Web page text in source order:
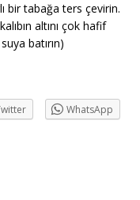
bir tabağa ters çevirin.
altını çok hafif
batırın)
WhatsApp